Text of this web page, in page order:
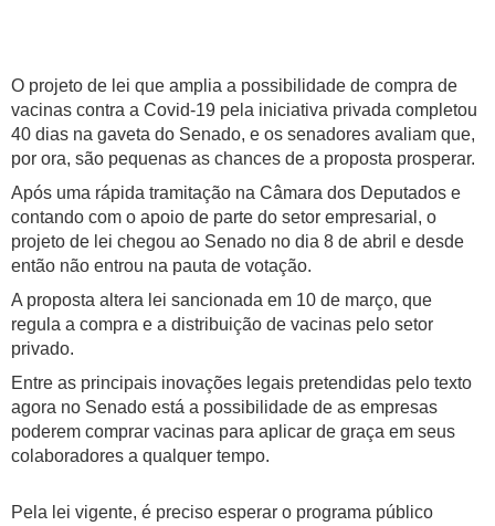
O projeto de lei que amplia a possibilidade de compra de
vacinas contra a Covid-19 pela iniciativa privada completou
40 dias na gaveta do Senado, e os senadores avaliam que,
por ora, são pequenas as chances de a proposta prosperar.
Após uma rápida tramitação na Câmara dos Deputados e
contando com o apoio de parte do setor empresarial, o
projeto de lei chegou ao Senado no dia 8 de abril e desde
então não entrou na pauta de votação.
A proposta altera lei sancionada em 10 de março, que
regula a compra e a distribuição de vacinas pelo setor
privado.
Entre as principais inovações legais pretendidas pelo texto
agora no Senado está a possibilidade de as empresas
poderem comprar vacinas para aplicar de graça em seus
colaboradores a qualquer tempo.
Pela lei vigente, é preciso esperar o programa público